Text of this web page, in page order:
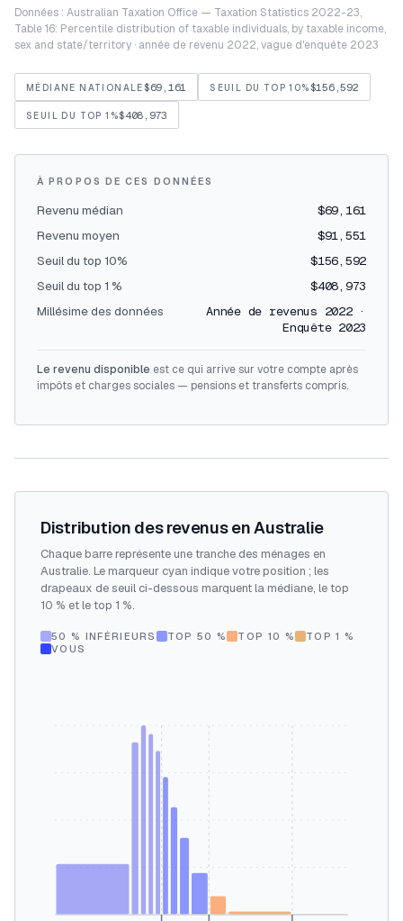
Données : Australian Taxation Office — Taxation Statistics 2022-23,
Table 16: Percentile distribution of taxable individuals, by taxable income,
sex and state/territory · année de revenu 2022, vague d'enquête 2023
MÉDIANE NATIONALE$69,161 SEUIL DU TOP 10%$156,592
SEUIL DU TOP 1%$408,973
À PROPOS DE CES DONNÉES
Revenu médian
$69,161
Revenu moyen
$91,551
Seuil du top 10%
$156,592
Seuil du top 1 %
$408,973
Millésime des données
Année de revenus 2022 ·
Enquête 2023
Le revenu disponible est ce qui arrive sur votre compte après
impôts et charges sociales — pensions et transferts compris.
Distribution des revenus en Australie
Chaque barre représente une tranche des ménages en
Australie. Le marqueur cyan indique votre position ; les
drapeaux de seuil ci-dessous marquent la médiane, le top
10 % et le top 1 %.
50 % INFÉRIEURS TOP 50 % TOP 10 %
TOP 1 %
VOUS